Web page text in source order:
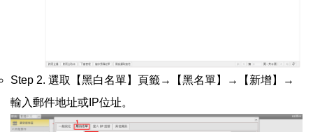
Step 2. 選取【黑白名單】頁籤→【黑名單】→【新增】→
輸入郵件地址或IP位址。